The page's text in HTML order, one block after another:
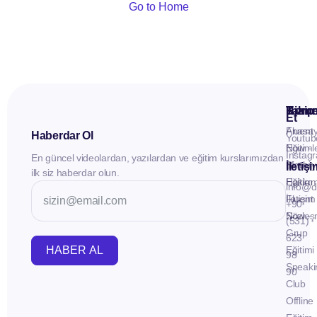
Go to Home
Haberdar Ol
En güncel videolardan, yazılardan ve eğitim kurslarımızdan
ilk siz haberdar olun.
HABER AL
İletişim
Fluent
Now -
Birebir
Eğitim
Fluent
Now -
Grup
Eğitimi
Club
Offline
Takip
Et
+90
(531)
623
98
90